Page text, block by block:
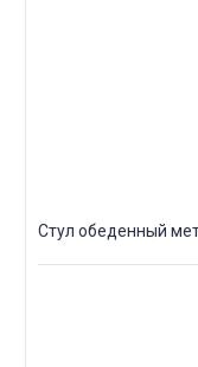
Стул обеденный